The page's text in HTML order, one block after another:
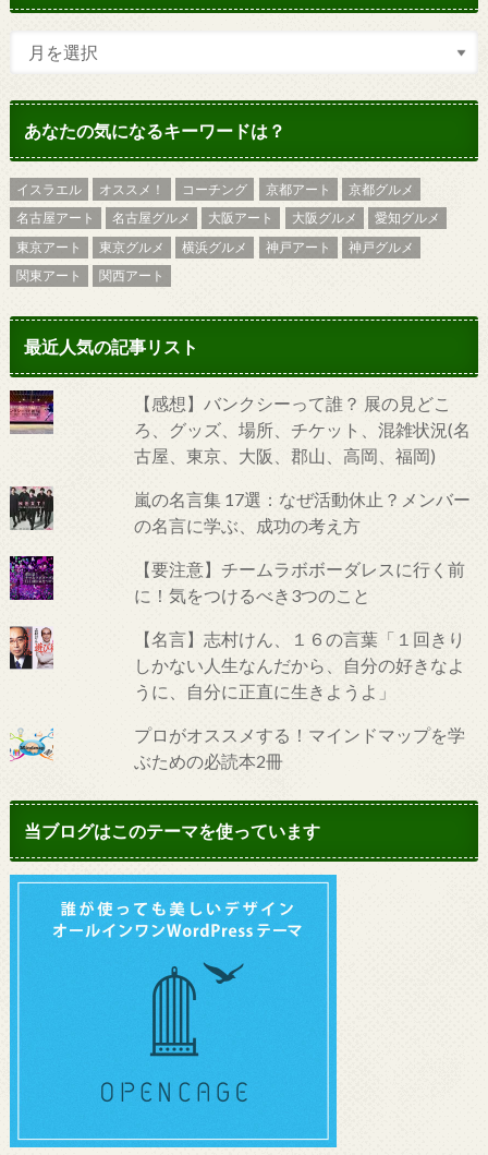
あなたの気になるキーワードは？
イスラエル オススメ！ コーチング 京都アート
京都グルメ
名古屋アート
名古屋グルメ 大阪アート 大阪グルメ
愛知グルメ
東京アート
東京グルメ 横浜グルメ 神戸アート
神戸グルメ
関東アート
関西アート
最近人気の記事リスト
【感想】バンクシーって誰？ 展の見どこ
ろ、グッズ、場所、チケット、混雑状況(名
古屋、東京、大阪、郡山、高岡、福岡)
嵐の名言集 17選：なぜ活動休止？メンバー
の名言に学ぶ、成功の考え方
【要注意】チームラボボーダレスに行く前
に！気をつけるべき3つのこと
【名言】志村けん、１６の言葉「１回きり
しかない人生なんだから、自分の好きなよ
うに、自分に正直に生きようよ」
プロがオススメする！マインドマップを学
ぶための必読本2冊
当ブログはこのテーマを使っています